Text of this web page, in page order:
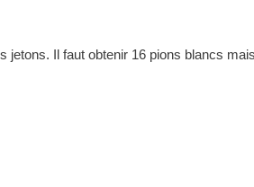
jetons. Il faut obtenir 16 pions blancs